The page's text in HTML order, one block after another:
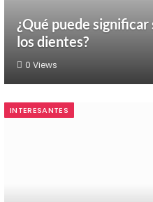
¿Qué puede
los dientes?
0Views
INTERESANTES